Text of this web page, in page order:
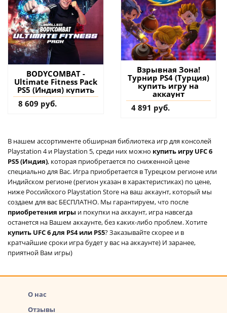
BODYCOMBAT -
Ultimate Fitness Pack
PS5 (Индия) купить
8 609 руб.
Взрывная Зона!
Турнир PS4 (Турция)
купить игру на
аккаунт
4 891 руб.
В нашем ассортименте обширная библиотека игр для консолей
Playstation 4 и Playstation 5, среди них можно купить игру UFC 6
PS5 (Индия), которая приобретается по сниженной цене
специально для Вас. Игра приобретается в Турецком регионе или
Индийском регионе (регион указан в характеристиках) по цене,
ниже Российского Playstation Store на ваш аккаунт, который мы
создаем для вас БЕСПЛАТНО. Мы гарантируем, что после
приобретения игры и покупки на аккаунт, игра навсегда
останется на Вашем аккаунте, без каких-либо проблем. Хотите
купить UFC 6 для PS4 или PS5? Заказывайте скорее и в
кратчайшие сроки игра будет у вас на аккаунте) И заранее,
приятной Вам игры)
О нас
Отзывы